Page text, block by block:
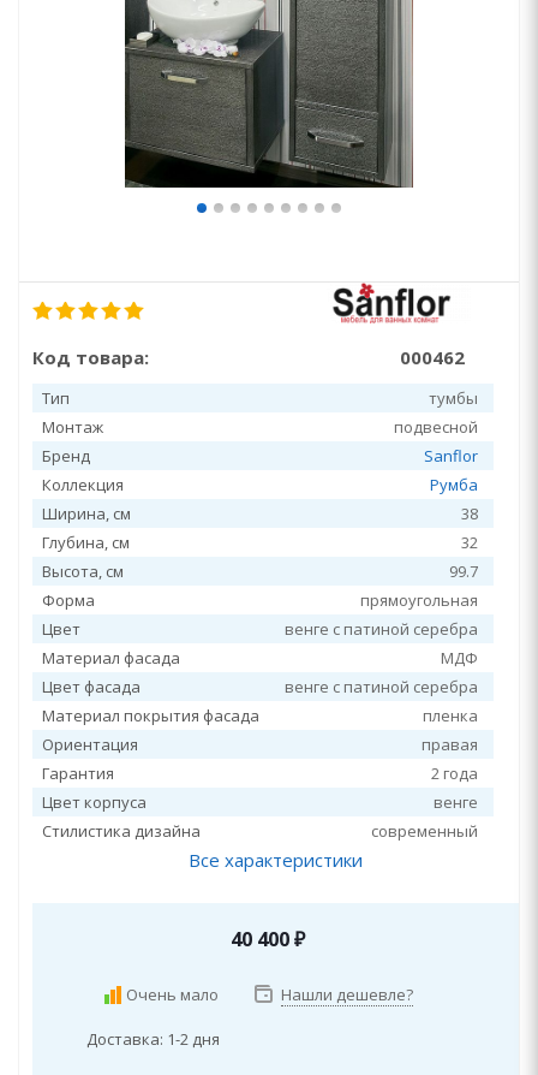
Код товара: 000462
Тип
тумбы
Монтаж
подвесной
Бренд
Sanflor
Коллекция
Румба
Ширина, см
38
Глубина, см
32
Высота, см
99.7
Форма
прямоугольная
Цвет
венге с патиной серебра
Материал фасада
МДФ
Цвет фасада
венге с патиной серебра
Материал покрытия фасада
пленка
Ориентация
правая
Гарантия
2 года
Цвет корпуса
венге
Стилистика дизайна
современный
Все характеристики
40 400₽
Очень мало Нашли дешевле?
Доставка: 1-2 дня